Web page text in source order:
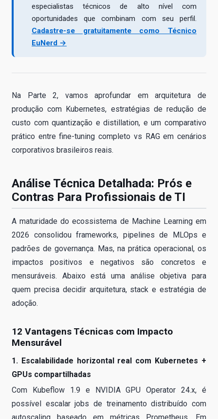
especialistas técnicos de alto nível com
oportunidades que combinam com seu perfil.
Cadastre-se gratuitamente como Técnico
EuNerd →
Na Parte 2, vamos aprofundar em arquitetura de
produção com Kubernetes, estratégias de redução de
custo com quantização e distillation, e um comparativo
prático entre fine-tuning completo vs RAG em cenários
corporativos brasileiros reais.
Análise Técnica Detalhada: Prós e
Contras Para Profissionais de TI
A maturidade do ecossistema de Machine Learning em
2026 consolidou frameworks, pipelines de MLOps e
padrões de governança. Mas, na prática operacional, os
impactos positivos e negativos são concretos e
mensuráveis. Abaixo está uma análise objetiva para
quem precisa decidir arquitetura, stack e estratégia de
adoção.
12 Vantagens Técnicas com Impacto
Mensurável
1. Escalabilidade horizontal real com Kubernetes +
GPUs compartilhadas
Com Kubeflow 1.9 e NVIDIA GPU Operator 24.x, é
possível escalar jobs de treinamento distribuído com